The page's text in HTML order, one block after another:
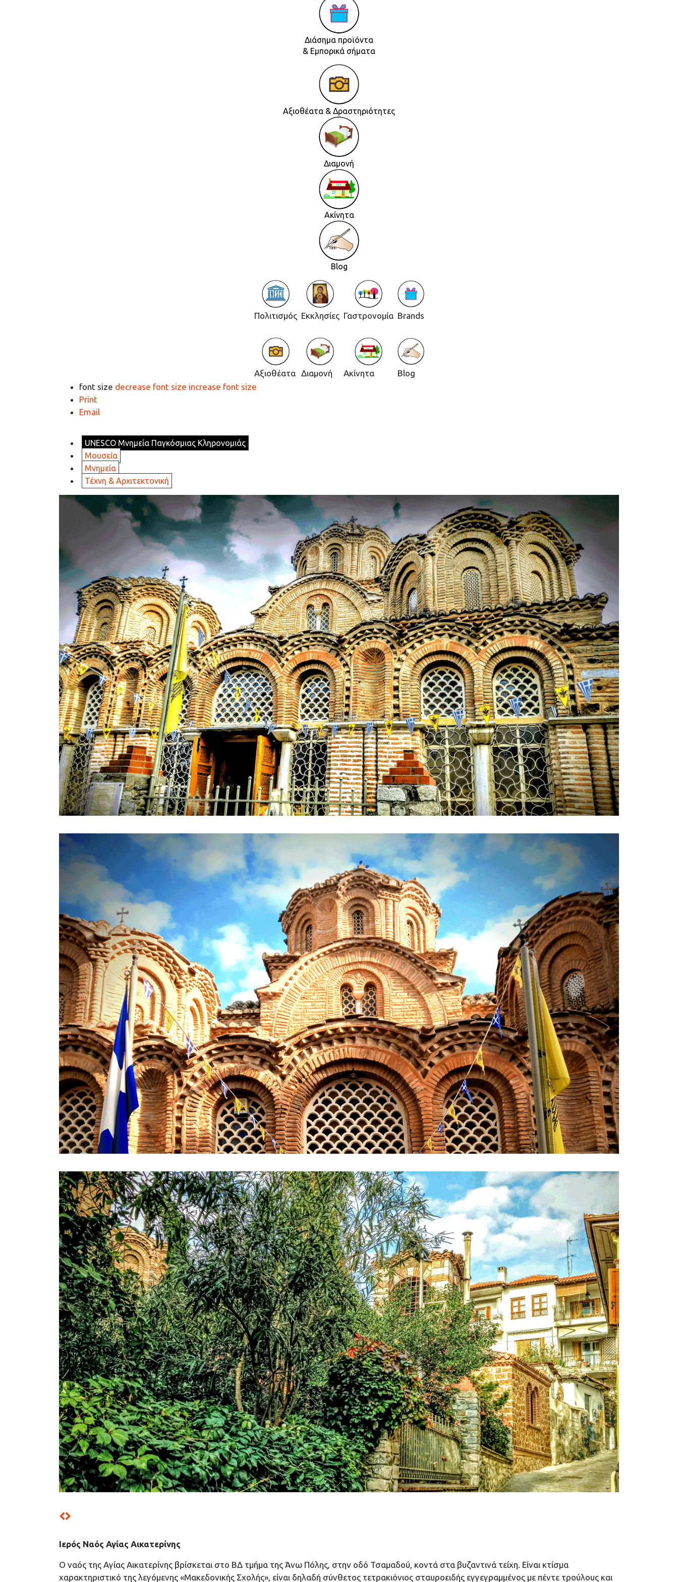
Διάσημα προϊόντα
& Εμπορικά σήματα
Αξιοθέατα & Δραστηριότητες
Διαμονή
Ακίνητα
Blog
Πολιτισμός Εκκλησίες Γαστρονομία Brands
Αξιοθέατα Διαμονή Ακίνητα
Blog
font size decrease font size increase font size
Print
Email
UNESCO Μνημεία Παγκόσμιας Κληρονομιάς
Μουσεία
Μνημεία
Τέχνη & Αρχιτεκτονική
Ιερός Ναός Αγίας Αικατερίνης
Ο ναός της Αγίας Αικατερίνης βρίσκεται στο ΒΔ τμήμα της Άνω Πόλης, στην οδό Τσαμαδού, κοντά στα βυζαντινά τείχη. Είναι κτίσμα
χαρακτηριστικό της λεγόμενης «Μακεδονικής Σχολής», είναι δηλαδή σύνθετος τετρακιόνιος σταυροειδής εγγεγραμμένος με πέντε τρούλους και